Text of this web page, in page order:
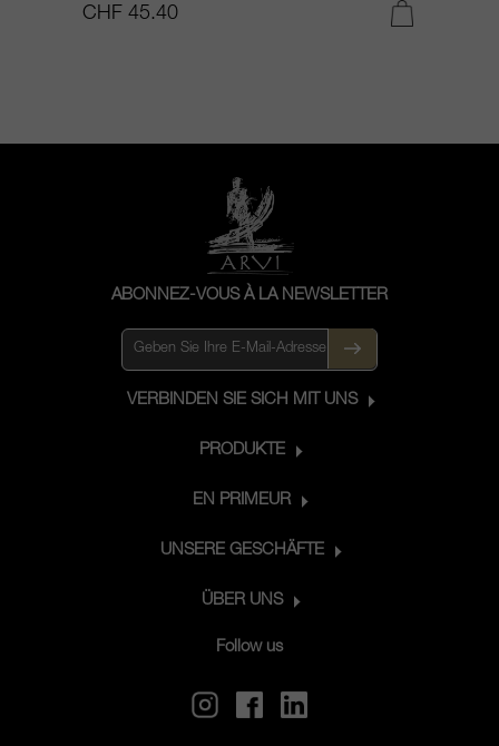
CHF 45.40
ABONNEZ-VOUS À LA NEWSLETTER
VERBINDEN SIE SICH MIT UNS
PRODUKTE
EN PRIMEUR
UNSERE GESCHÄFTE
ÜBER UNS
Follow us